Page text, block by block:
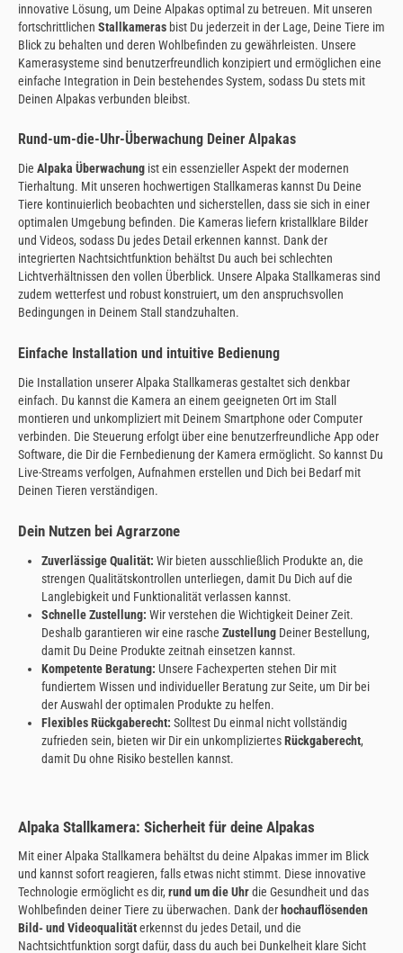
innovative Lösung, um Deine Alpakas optimal zu betreuen. Mit unseren
fortschrittlichen Stallkameras bist Du jederzeit in der Lage, Deine Tiere im
Blick zu behalten und deren Wohlbefinden zu gewährleisten. Unsere
Kamerasysteme sind benutzerfreundlich konzipiert und ermöglichen eine
einfache Integration in Dein bestehendes System, sodass Du stets mit
Deinen Alpakas verbunden bleibst.
Rund-um-die-Uhr-Überwachung Deiner Alpakas
Die Alpaka Überwachung ist ein essenzieller Aspekt der modernen
Tierhaltung. Mit unseren hochwertigen Stallkameras kannst Du Deine
Tiere kontinuierlich beobachten und sicherstellen, dass sie sich in einer
optimalen Umgebung befinden. Die Kameras liefern kristallklare Bilder
und Videos, sodass Du jedes Detail erkennen kannst. Dank der
integrierten Nachtsichtfunktion behältst Du auch bei schlechten
Lichtverhältnissen den vollen Überblick. Unsere Alpaka Stallkameras sind
zudem wetterfest und robust konstruiert, um den anspruchsvollen
Bedingungen in Deinem Stall standzuhalten.
Einfache Installation und intuitive Bedienung
Die Installation unserer Alpaka Stallkameras gestaltet sich denkbar
einfach. Du kannst die Kamera an einem geeigneten Ort im Stall
montieren und unkompliziert mit Deinem Smartphone oder Computer
verbinden. Die Steuerung erfolgt über eine benutzerfreundliche App oder
Software, die Dir die Fernbedienung der Kamera ermöglicht. So kannst Du
Live-Streams verfolgen, Aufnahmen erstellen und Dich bei Bedarf mit
Deinen Tieren verständigen.
Dein Nutzen bei Agrarzone
Zuverlässige Qualität: Wir bieten ausschließlich Produkte an, die
strengen Qualitätskontrollen unterliegen, damit Du Dich auf die
Langlebigkeit und Funktionalität verlassen kannst.
Schnelle Zustellung: Wir verstehen die Wichtigkeit Deiner Zeit.
Deshalb garantieren wir eine rasche ZustellungDeiner Bestellung,
damit Du Deine Produkte zeitnah einsetzen kannst.
Kompetente Beratung: Unsere Fachexperten stehen Dir mit
fundiertem Wissen und individueller Beratung zur Seite, um Dir bei
der Auswahl der optimalen Produkte zu helfen.
Flexibles Rückgaberecht: Solltest Du einmal nicht vollständig
zufrieden sein, bieten wir Dir ein unkompliziertesRückgaberecht,
damit Du ohne Risiko bestellen kannst.
Alpaka Stallkamera: Sicherheit für deine Alpakas
Mit einer Alpaka Stallkamera behältst du deine Alpakas immer im Blick
und kannst sofort reagieren, falls etwas nicht stimmt. Diese innovative
Technologie ermöglicht es dir, rund um die Uhrdie Gesundheit und das
Wohlbefinden deiner Tiere zu überwachen. Dank der hochauflösenden
Bild- und Videoqualitäterkennst du jedes Detail, und die
Nachtsichtfunktion sorgt dafür, dass du auch bei Dunkelheit klare Sicht